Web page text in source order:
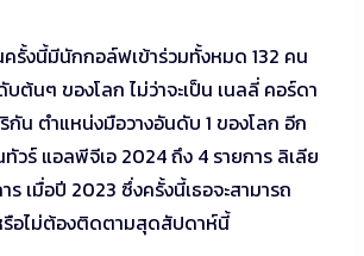
รั้งนี้มีนักกอล์ฟเข้าร่วมทั้งหมด 132 คน
ต้นๆ ของโลก ไม่ว่าจะเป็น เนลลี่ คอร์ดา
กัน ตำแหน่งมือวางอันดับ 1 ของโลก อีก
วร์ แอลพีจีเอ 2024 ถึง 4 รายการ ลิเลีย
ร เมื่อปี 2023 ซึ่งครั้งนี้เธอจะสามารถ
อไม่ต้องติดตามสุดสัปดาห์นี้